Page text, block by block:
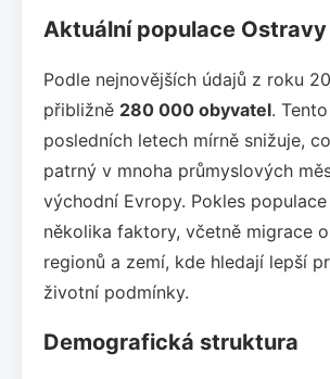
Aktuální populace Ostravy
Podle nejnovějších údajů z roku
přibližně 280 000 obyvatel.
posledních letech mírně snižuje,
patrný v mnoha průmyslových
východní Evropy. Pokles
několika faktory, včetně migrace
regionů a zemí, kde hledají lepší
životní podmínky.
Demografická struktura